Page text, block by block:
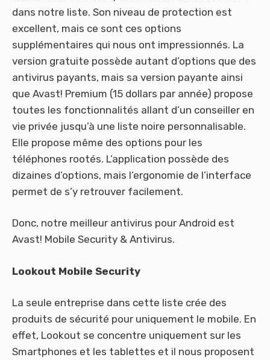
dans notre liste. Son niveau de protection est
excellent, mais ce sont ces options
supplémentaires qui nous ont impressionnés. La
version gratuite possède autant d’options que des
antivirus payants, mais sa version payante ainsi
que Avast! Premium (15 dollars par année) propose
toutes les fonctionnalités allant d’un conseiller en
vie privée jusqu’à une liste noire personnalisable.
Elle propose même des options pour les
téléphones rootés. L’application possède des
dizaines d’options, mais l’ergonomie de l’interface
permet de s’y retrouver facilement.
Donc, notre meilleur antivirus pour Android est
Avast! Mobile Security & Antivirus.
Lookout Mobile Security
La seule entreprise dans cette liste crée des
produits de sécurité pour uniquement le mobile. En
effet, Lookout se concentre uniquement sur les
Smartphones et les tablettes et il nous proposent